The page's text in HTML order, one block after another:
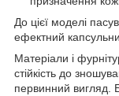
До цієї моделі
ефектний
Матеріали і
стійкість до
первинний вигляд.